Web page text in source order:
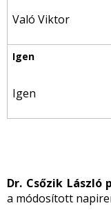
Való Viktor
Igen
Dr. Csőzik László
a módosított